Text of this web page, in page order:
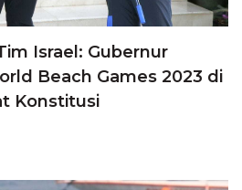
Israel: Gubernur
Beach Games 2023 di
Konstitusi